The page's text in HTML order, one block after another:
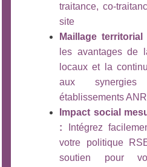
traitance, co-
site
Maillage
les avantages de
locaux et la
aux
établissements
Impact social
: Intégrez
votre politique
soutien pour